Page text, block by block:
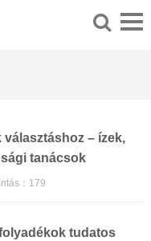
– ízek,
tanácsok
： 179
tudatos